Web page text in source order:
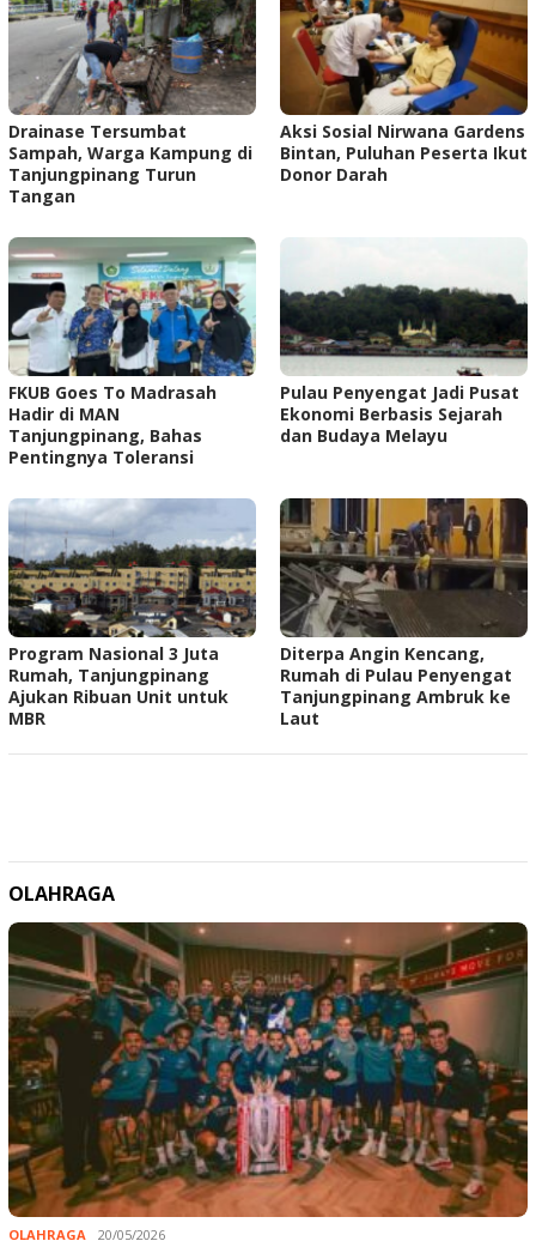
Drainase Tersumbat
Sampah, Warga Kampung di
Tanjungpinang Turun
Tangan
Aksi Sosial Nirwana Gardens
Bintan, Puluhan Peserta Ikut
Donor Darah
FKUB Goes To Madrasah
Hadir di MAN
Tanjungpinang, Bahas
Pentingnya Toleransi
Pulau Penyengat Jadi Pusat
Ekonomi Berbasis Sejarah
dan Budaya Melayu
Program Nasional 3 Juta
Rumah, Tanjungpinang
Ajukan Ribuan Unit untuk
MBR
Diterpa Angin Kencang,
Rumah di Pulau Penyengat
Tanjungpinang Ambruk ke
Laut
OLAHRAGA
OLAHRAGA 20/05/2026